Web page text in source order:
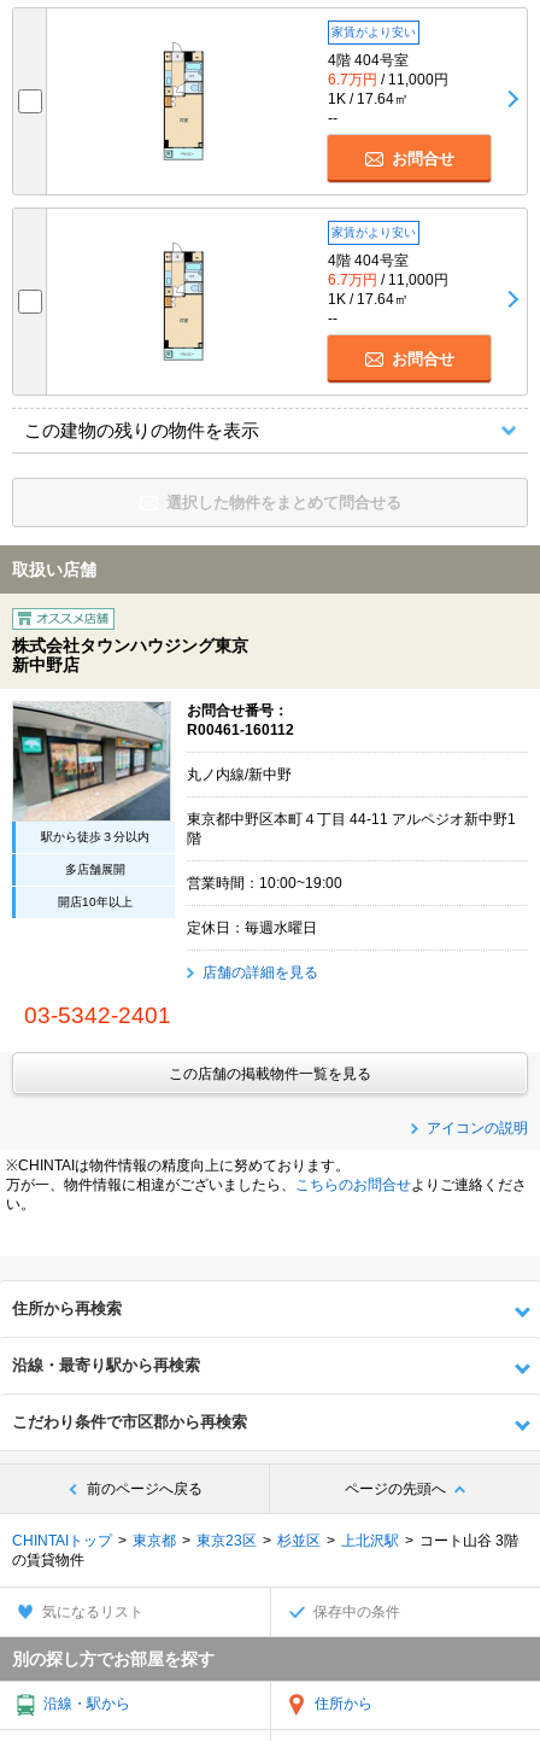
家賃がより安い
4階 404号室
6.7万円 / 11,000円
1K / 17.64㎡
--
お問合せ
家賃がより安い
4階 404号室
6.7万円 / 11,000円
1K / 17.64㎡
--
お問合せ
この建物の残りの物件を表示
選択した物件をまとめて問合せる
取扱い店舗
株式会社タウンハウジング東京
新中野店
駅から徒歩３分以内
多店舗展開
開店10年以上
お問合せ番号：
R00461-160112
丸ノ内線/新中野
東京都中野区本町４丁目 44-11 アルペジオ新中野1
階
営業時間：10:00~19:00
定休日：毎週水曜日
店舗の詳細を見る
03-5342-2401
この店舗の掲載物件一覧を見る
アイコンの説明
※CHINTAIは物件情報の精度向上に努めております。
万が一、物件情報に相違がございましたら、
こちらのお問合せよりご連絡くださ
い。
住所から再検索
沿線・最寄り駅から再検索
こだわり条件で市区郡から再検索
前のページへ戻る ページの先頭へ
CHINTAIトップ 東京都 東京23区 杉並区 上北沢駅
コート山谷 3階
の賃貸物件
気になるリスト 保存中の条件
別の探し方でお部屋を探す
沿線・駅から 住所から